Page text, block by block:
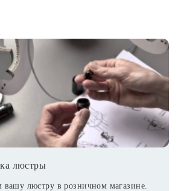
люстры
вашу люстру в розничном магазине.